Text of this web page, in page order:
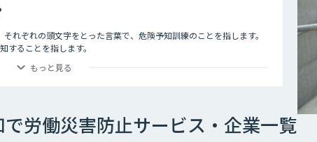
れぞれの頭文字をとった言葉で、危険予知訓練のことを指します。
することを指します。
もっと見る
で労働災害防止サービス・企業一覧